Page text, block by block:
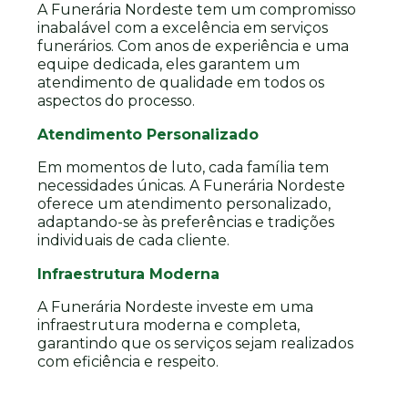
A Funerária Nordeste tem um compromisso
inabalável com a excelência em serviços
funerários. Com anos de experiência e uma
equipe dedicada, eles garantem um
atendimento de qualidade em todos os
aspectos do processo.
Atendimento Personalizado
Em momentos de luto, cada família tem
necessidades únicas. A Funerária Nordeste
oferece um atendimento personalizado,
adaptando-se às preferências e tradições
individuais de cada cliente.
Infraestrutura Moderna
A Funerária Nordeste investe em uma
infraestrutura moderna e completa,
garantindo que os serviços sejam realizados
com eficiência e respeito.